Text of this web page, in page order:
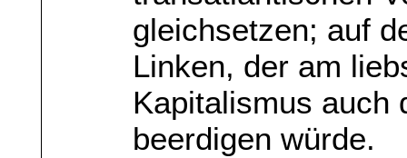
gleichsetzen; auf
Linken, der am
Kapitalismus auch
beerdigen würde.